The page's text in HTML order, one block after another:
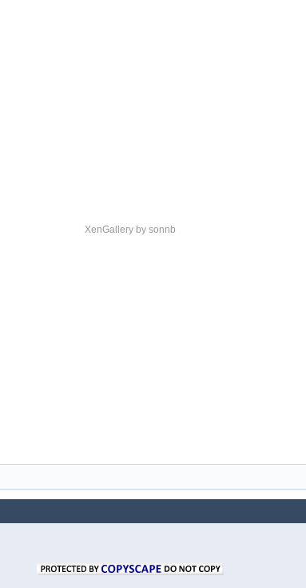
XenGallery by sonnb